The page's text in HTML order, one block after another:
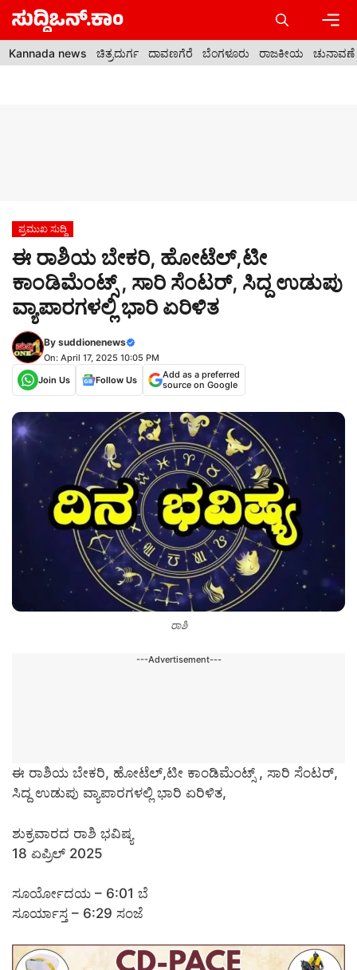
Skip
content
Kannada news ಚಿತ್ರದುರ್ಗ ದಾವಣಗೆರೆ ಬೆಂಗಳೂರು ರಾಜಕೀಯ ಚುನಾವಣೆ
ಪ್ರಮುಖ ಸುದ್ದಿ
ಈ ರಾಶಿಯ ಬೇಕರಿ, ಹೋಟೆಲ್,ಟೀ
ಕಾಂಡಿಮೆಂಟ್ಸ್ , ಸಾರಿ ಸೆಂಟರ್, ಸಿದ್ದ ಉಡುಪು
ವ್ಯಾಪಾರಗಳಲ್ಲಿ ಭಾರಿ ಏರಿಳಿತ
By suddionenews
On: April 17, 2025 10:05 PM
Join Us
Follow Us
Add as a preferred
source on Google
ರಾಶಿ
---Advertisement---
ಈ ರಾಶಿಯ ಬೇಕರಿ, ಹೋಟೆಲ್,ಟೀ ಕಾಂಡಿಮೆಂಟ್ಸ್ , ಸಾರಿ ಸೆಂಟರ್,
ಸಿದ್ದ ಉಡುಪು ವ್ಯಾಪಾರಗಳಲ್ಲಿ ಭಾರಿ ಏರಿಳಿತ,
ಶುಕ್ರವಾರದ ರಾಶಿ ಭವಿಷ್ಯ
18 ಏಪ್ರಿಲ್ 2025
ಸೂರ್ಯೋದಯ – 6:01 ಬೆ
ಸೂರ್ಯಾಸ್ತ – 6:29 ಸಂಜೆ